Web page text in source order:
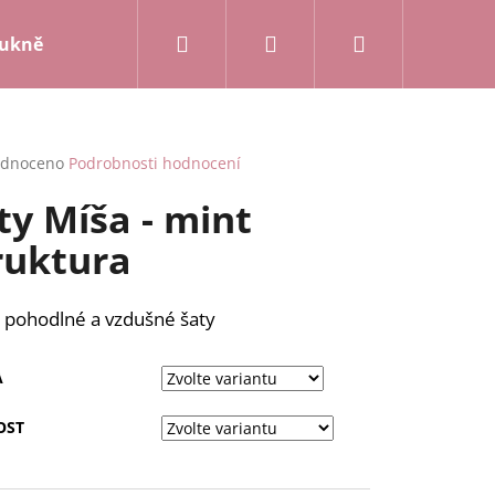
a kalhoty Mikiny a kardigany
Přihlášení
Podrobnosti hodnocení
Míša - mint
a vzdušné šaty